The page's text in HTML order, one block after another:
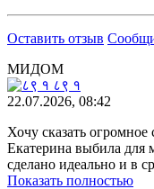
Оставить отзыв
МИДОМ
८९ १
22.07.2026, 08:42
Хочу сказать
Екатерина выбила для
сделано идеально и в
Показать полностью